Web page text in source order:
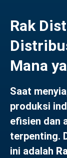
Rak
Mana
Saat
produksi
efisien dan
terpenting.
ini adalah